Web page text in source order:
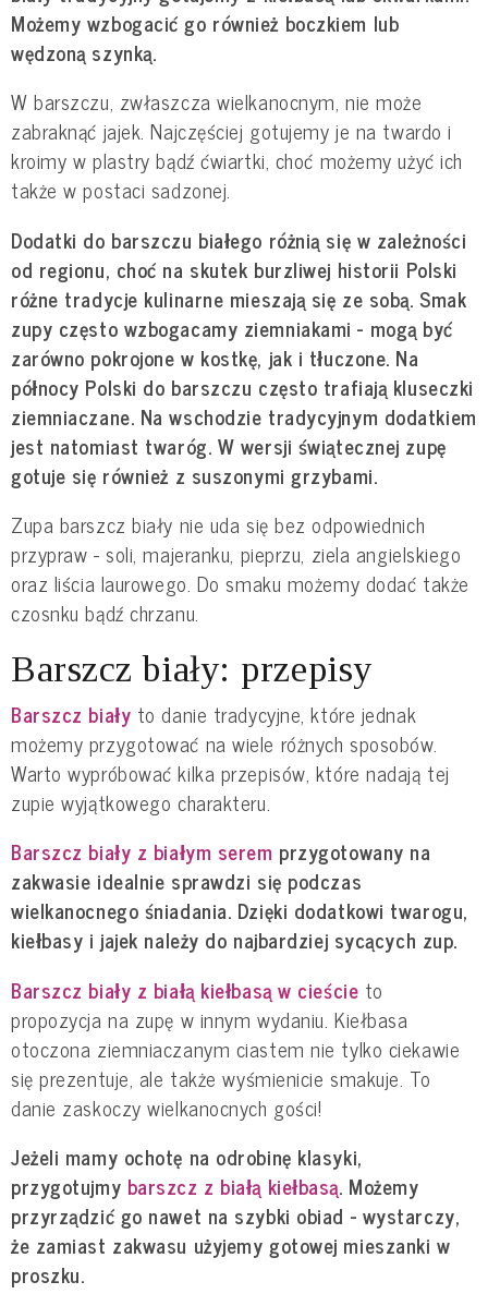
Możemy wzbogacić go również boczkiem lub
wędzoną szynką.
W barszczu, zwłaszcza wielkanocnym, nie może
zabraknąć jajek. Najczęściej gotujemy je na twardo i
kroimy w plastry bądź ćwiartki, choć możemy użyć ich
także w postaci sadzonej.
Dodatki do barszczu białego różnią się w zależności
od regionu, choć na skutek burzliwej historii Polski
różne tradycje kulinarne mieszają się ze sobą. Smak
zupy często wzbogacamy ziemniakami - mogą być
zarówno pokrojone w kostkę, jak i tłuczone. Na
północy Polski do barszczu często trafiają kluseczki
ziemniaczane. Na wschodzie tradycyjnym dodatkiem
jest natomiast twaróg. W wersji świątecznej zupę
gotuje się również z suszonymi grzybami.
Zupa barszcz biały nie uda się bez odpowiednich
przypraw - soli, majeranku, pieprzu, ziela angielskiego
oraz liścia laurowego. Do smaku możemy dodać także
czosnku bądź chrzanu.
Barszcz biały: przepisy
Barszcz biały to danie tradycyjne, które jednak
możemy przygotować na wiele różnych sposobów.
Warto wypróbować kilka przepisów, które nadają tej
zupie wyjątkowego charakteru.
Barszcz biały z białym serem przygotowany na
zakwasie idealnie sprawdzi się podczas
wielkanocnego śniadania. Dzięki dodatkowi twarogu,
kiełbasy i jajek należy do najbardziej sycących zup.
Barszcz biały z białą kiełbasą w cieście to
propozycja na zupę w innym wydaniu. Kiełbasa
otoczona ziemniaczanym ciastem nie tylko ciekawie
się prezentuje, ale także wyśmienicie smakuje. To
danie zaskoczy wielkanocnych gości!
Jeżeli mamy ochotę na odrobinę klasyki,
przygotujmy barszcz z białą kiełbasą. Możemy
przyrządzić go nawet na szybki obiad - wystarczy,
że zamiast zakwasu użyjemy gotowej mieszanki w
proszku.